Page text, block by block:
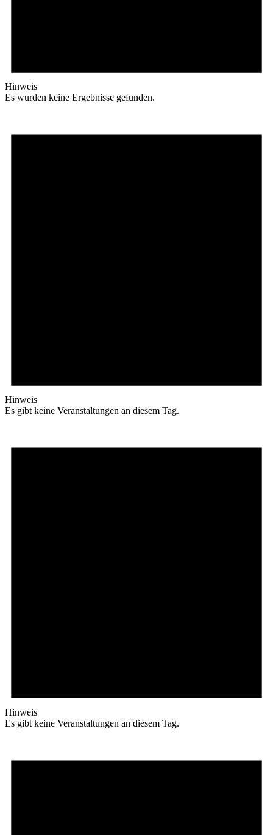
Hinweis
Es wurden keine Ergebnisse gefunden.
Hinweis
Es gibt keine Veranstaltungen an diesem Tag.
Hinweis
Es gibt keine Veranstaltungen an diesem Tag.